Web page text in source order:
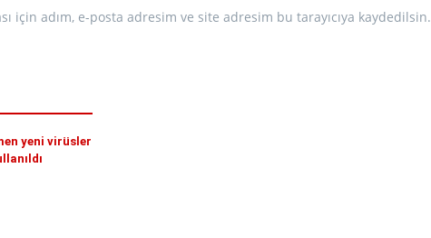
için adım, e-posta adresim ve site adresim bu tarayıcıya kaydedilsin.
yeni virüsler